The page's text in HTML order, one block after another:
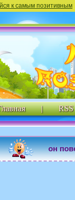
к самым позитивным
| RSS
он